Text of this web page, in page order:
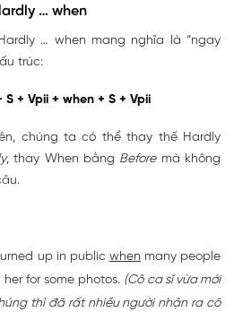
… when
… when mang nghĩa là “ngay
trúc:
+ Vpii + when + S + Vpii
chúng ta có thể thay thế Hardly
, thay When bằng Beforemà không
up in public when many people
for some photos. (Cô ca sĩ vừa mới
thì đã rất nhiều người nhận ra cô